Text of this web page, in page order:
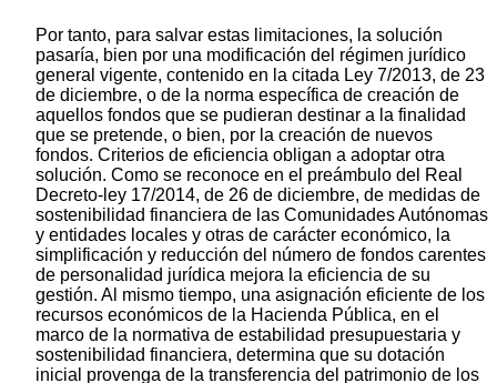
Por tanto, para salvar estas limitaciones, la solución
pasaría, bien por una modificación del régimen jurídico
general vigente, contenido en la citada Ley 7/2013, de 23
de diciembre, o de la norma específica de creación de
aquellos fondos que se pudieran destinar a la finalidad
que se pretende, o bien, por la creación de nuevos
fondos. Criterios de eficiencia obligan a adoptar otra
solución. Como se reconoce en el preámbulo del Real
Decreto-ley 17/2014, de 26 de diciembre, de medidas de
sostenibilidad financiera de las Comunidades Autónomas
y entidades locales y otras de carácter económico, la
simplificación y reducción del número de fondos carentes
de personalidad jurídica mejora la eficiencia de su
gestión. Al mismo tiempo, una asignación eficiente de los
recursos económicos de la Hacienda Pública, en el
marco de la normativa de estabilidad presupuestaria y
sostenibilidad financiera, determina que su dotación
inicial provenga de la transferencia del patrimonio de los